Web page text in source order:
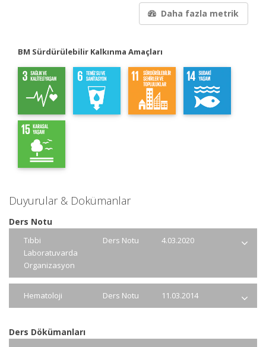
Daha fazla metrik
BM Sürdürülebilir Kalkınma Amaçları
Duyurular & Dokümanlar
Ders Notu
Tıbbi
Laboratuvarda
Organizasyon
Ders Notu 4.03.2020
Hematoloji Ders Notu 11.03.2014
Ders Dökümanları